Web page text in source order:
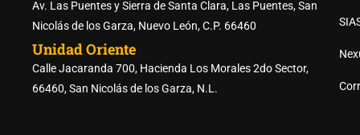
Av. Las Puentes y Sierra de Santa Clara, Las Puentes, San
Nicolás de los Garza, Nuevo León, C.P. 66460
Unidad Oriente
Calle Jacaranda 700, Hacienda Los Morales 2do Sector,
66460, San Nicolás de los Garza, N.L.
DE LAS